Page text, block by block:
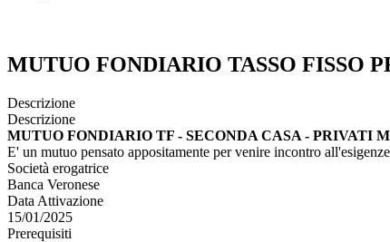
MUTUO FONDIARIO TASSO FISSO
Descrizione
Descrizione
MUTUO FONDIARIO TF - SECONDA CASA - PRIVATI
E' un mutuo pensato appositamente per venire incontro
Società erogatrice
Banca Veronese
Data Attivazione
15/01/2025
Prerequisiti